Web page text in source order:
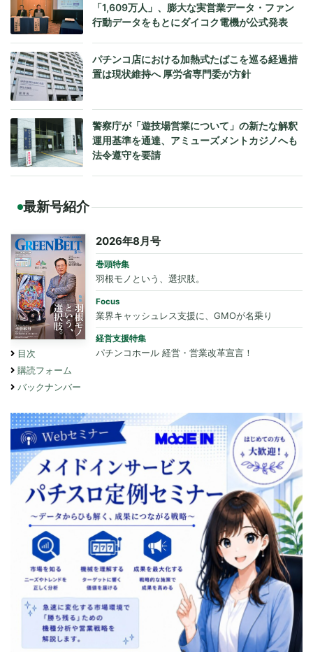
「1,609万人」、膨大な実営業データ・ファン
行動データをもとにダイコク電機が公式発表
パチンコ店における加熱式たばこを巡る経過措
置は現状維持へ 厚労省専門委が方針
警察庁が「遊技場営業について」の新たな解釈
運用基準を通達、アミューズメントカジノへも
法令遵守を要請
最新号紹介
目次
購読フォーム
バックナンバー
2026年8月号
巻頭特集
羽根モノという、選択肢。
Focus
業界キャッシュレス支援に、GMOが名乗り
経営支援特集
パチンコホール 経営・営業改革宣言！